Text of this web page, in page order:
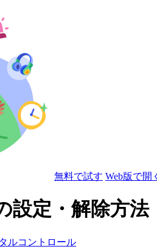
無料で試す Web版で開
設定・解除方法
ルコントロール